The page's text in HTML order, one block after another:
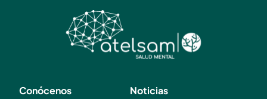
Conócenos
Noticias